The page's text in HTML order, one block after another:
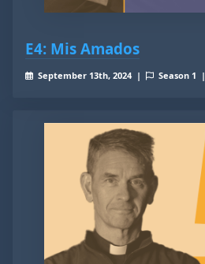
E4: Mis Amados
September 13th, 2024 | Season 1 |